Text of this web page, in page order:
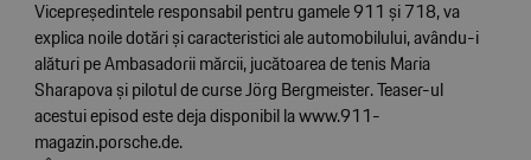
Vicepreședintele responsabil pentru gamele 911 și 718, va
explica noile dotări și caracteristici ale automobilului, avându-i
alături pe Ambasadorii mărcii, jucătoarea de tenis Maria
Sharapova și pilotul de curse Jörg Bergmeister. Teaser-ul
acestui episod este deja disponibil la www.911-
magazin.porsche.de.